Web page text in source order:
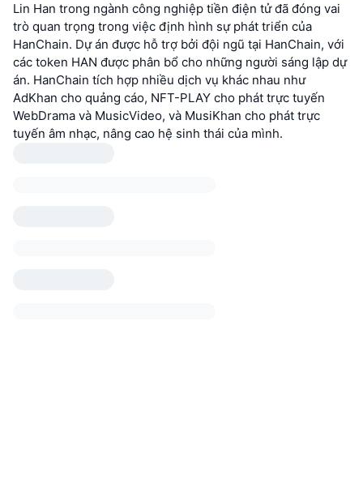
Lin Han trong ngành công nghiệp tiền điện tử đã đóng vai
trò quan trọng trong việc định hình sự phát triển của
HanChain. Dự án được hỗ trợ bởi đội ngũ tại HanChain, với
các token HAN được phân bổ cho những người sáng lập dự
án. HanChain tích hợp nhiều dịch vụ khác nhau như
AdKhan cho quảng cáo, NFT-PLAY cho phát trực tuyến
WebDrama và MusicVideo, và MusiKhan cho phát trực
tuyến âm nhạc, nâng cao hệ sinh thái của mình.